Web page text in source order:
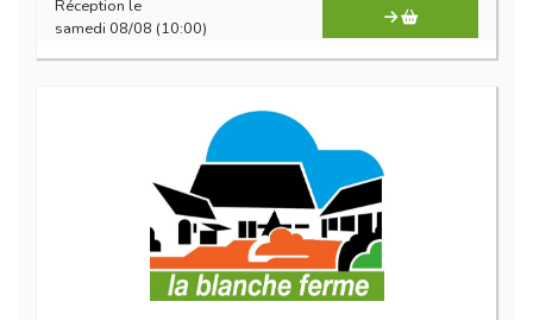
Réception le
samedi 08/08 (10:00)